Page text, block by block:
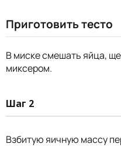
Приготовить тесто
В миске смешать яйца,
миксером.
Шаг 2
Взбитую яичную массу